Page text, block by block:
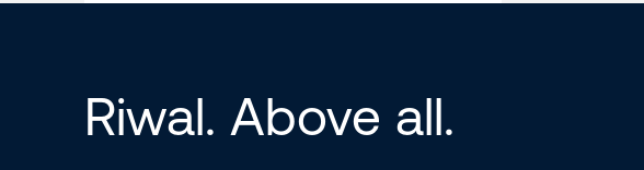
Riwal. Above all.